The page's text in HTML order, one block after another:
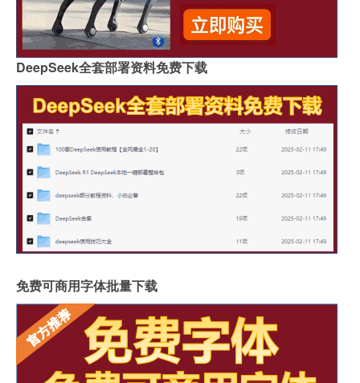
DeepSeek全套部署资料免费下载
免费可商用字体批量下载